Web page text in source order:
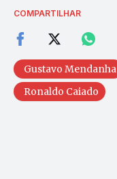
COMPARTILHAR
Gustavo Mendanha
Ronaldo Caiado